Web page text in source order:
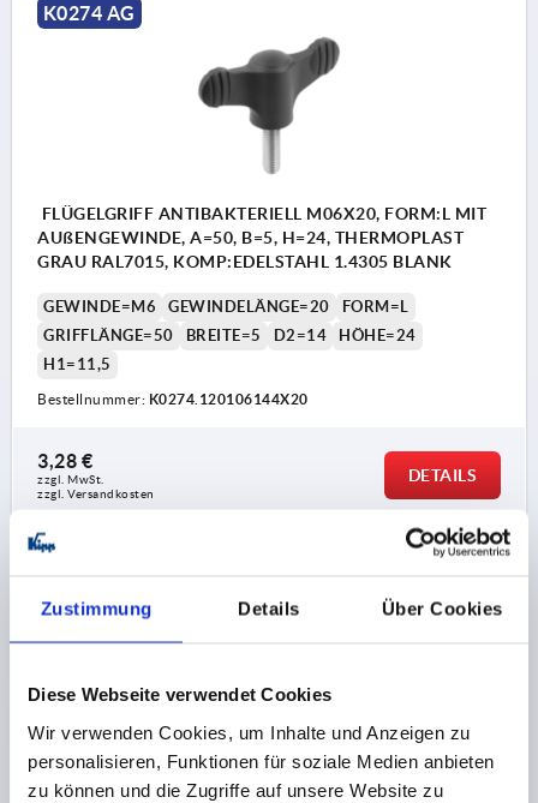
Zustimmung Details Über Cookies
Diese Webseite verwendet Cookies
Wir verwenden Cookies, um Inhalte und Anzeigen zu
personalisieren, Funktionen für soziale Medien anbieten
zu können und die Zugriffe auf unsere Website zu
K0274 AG
FLÜGELGRIFF ANTIBAKTERIELL M06X20, FORM:L MIT
AUßENGEWINDE, A=50, B=5, H=24, THERMOPLAST
GRAU RAL7015, KOMP:EDELSTAHL 1.4305 BLANK
GEWINDE=M6 GEWINDELÄNGE=20
FORM=L
GRIFFLÄNGE=50
BREITE=5 D2=14
HÖHE=24
H1=11,5
Bestellnummer: K0274.120106144X20
3,28 €
zzgl. MwSt.
zzgl. Versandkosten
DETAILS
DOWNLOADS